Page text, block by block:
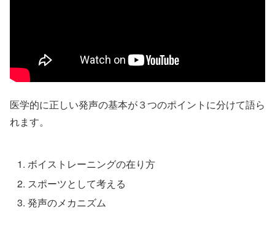
医学的に正しい発声の基本が３つのポイントに分けて語ら
れます。
ボイストレーニングの在り方
スポーツとして考える
発声のメカニズム